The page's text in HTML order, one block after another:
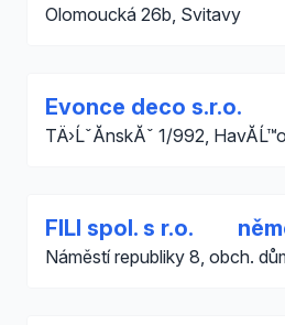
Olomoucká 26b, Svitavy
Evonce deco s.r.o.
TÄ›ĹˇĂ­nskĂˇ 1/992,
FILI spol. s r.o.
Náměstí republiky 8, obch.